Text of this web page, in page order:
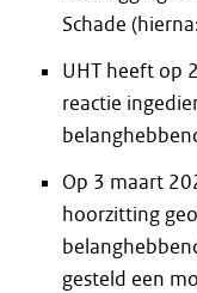
Schade
UHT heeft op
reactie
Op 3 maart
hoorzitting
gesteld een